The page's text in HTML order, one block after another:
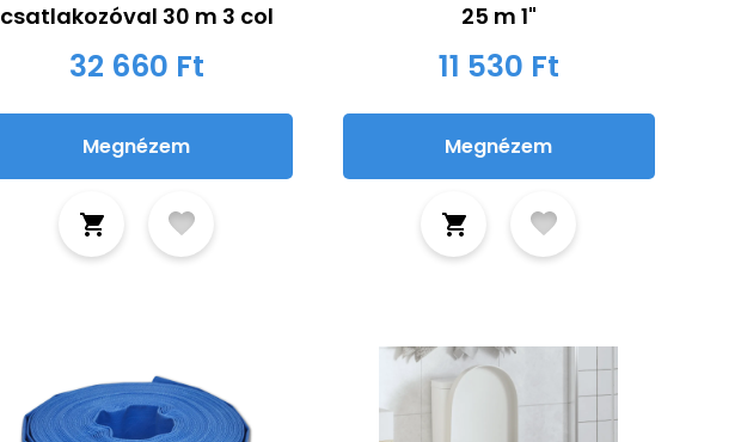
csatlakozóval 30 m 3 col
32 660 Ft
Megnézem
25 m 1"
11 530 Ft
Megnézem